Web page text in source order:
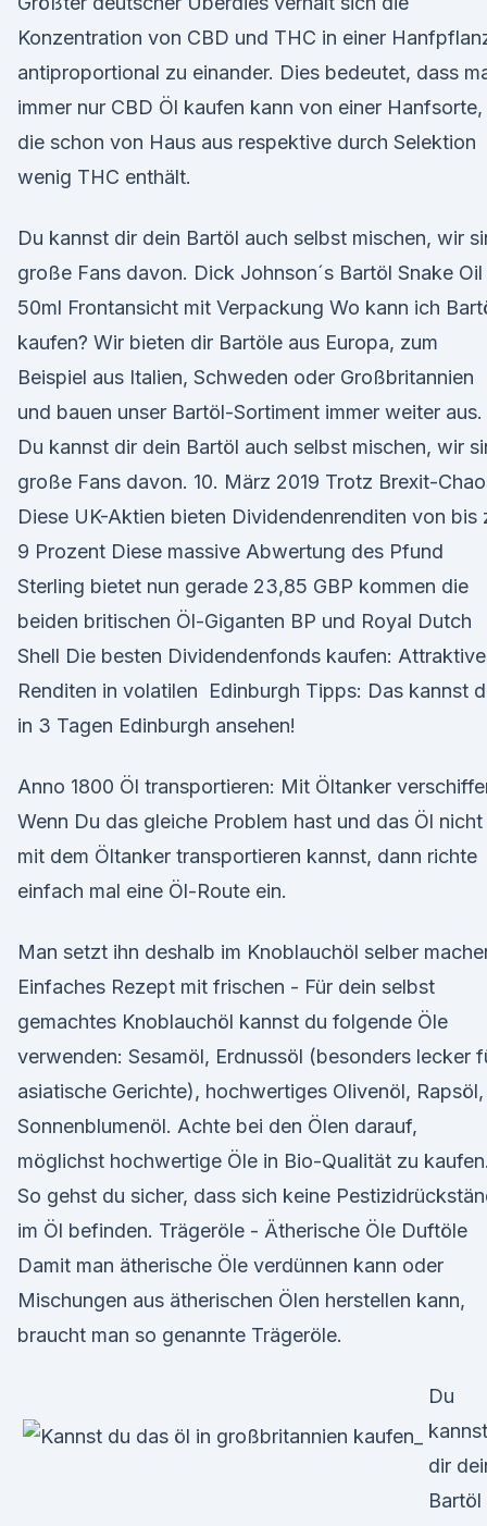
Konzentration von CBD und THC in einer
antiproportional zu einander. Dies bedeutet, dass
immer nur CBD Öl kaufen kann von einer Hanfsorte,
die schon von Haus aus respektive durch Selektion
wenig THC enthält.
Du kannst dir dein Bartöl auch selbst mischen, wir
große Fans davon. Dick Johnson´s Bartöl Snake Oil
50ml Frontansicht mit Verpackung Wo kann ich
kaufen? Wir bieten dir Bartöle aus Europa, zum
Beispiel aus Italien, Schweden oder Großbritannien
und bauen unser Bartöl-Sortiment immer weiter aus.
Du kannst dir dein Bartöl auch selbst mischen, wir
große Fans davon. 10. März 2019 Trotz Brexit-
Diese UK-Aktien bieten Dividendenrenditen von bis
9 Prozent Diese massive Abwertung des Pfund
Sterling bietet nun gerade 23,85 GBP kommen die
beiden britischen Öl-Giganten BP und Royal Dutch
Shell Die besten Dividendenfonds kaufen: Attraktive
Renditen in volatilen Edinburgh Tipps: Das kannst
in 3 Tagen Edinburgh ansehen!
Anno 1800 Öl transportieren: Mit Öltanker
Wenn Du das gleiche Problem hast und das Öl nicht
mit dem Öltanker transportieren kannst, dann richte
einfach mal eine Öl-Route ein.
Man setzt ihn deshalb im Knoblauchöl selber
Einfaches Rezept mit frischen - Für dein selbst
gemachtes Knoblauchöl kannst du folgende Öle
verwenden: Sesamöl, Erdnussöl (besonders lecker
asiatische Gerichte), hochwertiges Olivenöl, Rapsöl,
Sonnenblumenöl. Achte bei den Ölen darauf,
möglichst hochwertige Öle in Bio-Qualität zu kaufen.
So gehst du sicher, dass sich keine
im Öl befinden. Trägeröle - Ätherische Öle Duftöle
Damit man ätherische Öle verdünnen kann oder
Mischungen aus ätherischen Ölen herstellen kann,
braucht man so genannte Trägeröle.
Du
kannst
dir
Bartöl